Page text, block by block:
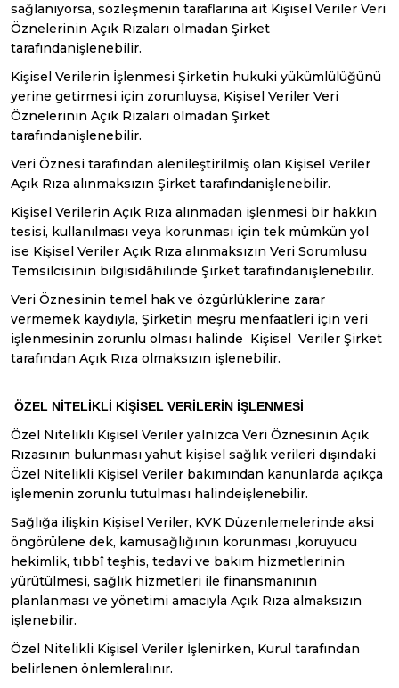
sağlanıyorsa, sözleşmenin taraflarına ait Kişisel Veriler Veri
Öznelerinin Açık Rızaları olmadan Şirket
tarafındanişlenebilir.
Kişisel Verilerin İşlenmesi Şirketin hukuki yükümlülüğünü
yerine getirmesi için zorunluysa, Kişisel Veriler Veri
Öznelerinin Açık Rızaları olmadan Şirket
tarafındanişlenebilir.
Veri Öznesi tarafından alenileştirilmiş olan Kişisel Veriler
Açık Rıza alınmaksızın Şirket tarafındanişlenebilir.
Kişisel Verilerin Açık Rıza alınmadan işlenmesi bir hakkın
tesisi, kullanılması veya korunması için tek mümkün yol
ise Kişisel Veriler Açık Rıza alınmaksızın Veri Sorumlusu
Temsilcisinin bilgisidâhilinde Şirket tarafındanişlenebilir.
Veri Öznesinin temel hak ve özgürlüklerine zarar
vermemek kaydıyla, Şirketin meşru menfaatleri için veri
işlenmesinin zorunlu olması halinde Kişisel Veriler Şirket
tarafından Açık Rıza olmaksızın işlenebilir.
ÖZEL NİTELİKLİ KİŞİSEL VERİLERİN İŞLENMESİ
Özel Nitelikli Kişisel Veriler yalnızca Veri Öznesinin Açık
Rızasının bulunması yahut kişisel sağlık verileri dışındaki
Özel Nitelikli Kişisel Veriler bakımından kanunlarda açıkça
işlemenin zorunlu tutulması halindeişlenebilir.
Sağlığa ilişkin Kişisel Veriler, KVK Düzenlemelerinde aksi
öngörülene dek, kamusağlığının korunması ,koruyucu
hekimlik, tıbbî teşhis, tedavi ve bakım hizmetlerinin
yürütülmesi, sağlık hizmetleri ile finansmanının
planlanması ve yönetimi amacıyla Açık Rıza almaksızın
işlenebilir.
Özel Nitelikli Kişisel Veriler İşlenirken, Kurul tarafından
belirlenen önlemleralınır.